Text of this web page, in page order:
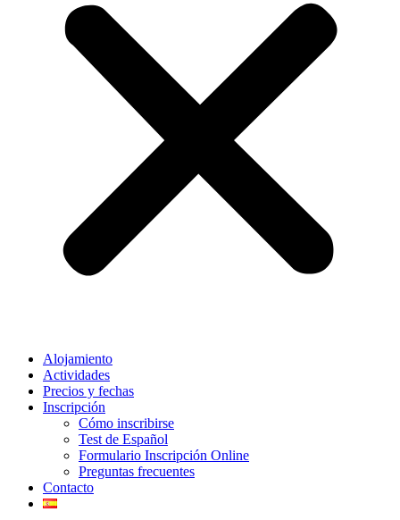
Alojamiento
Actividades
Precios y fechas
Inscripción
Cómo inscribirse
Test de Español
Formulario Inscripción Online
Preguntas frecuentes
Contacto